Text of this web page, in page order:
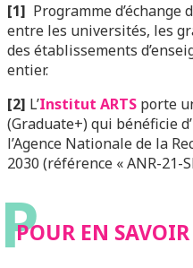
[1] Programme d’échange
entre les universités, les
des établissements
entier.
[2] L’Institut ARTS porte
(Graduate+) qui bénéficie
l’Agence Nationale de la
2030 (référence « ANR-21-
P
POUR EN